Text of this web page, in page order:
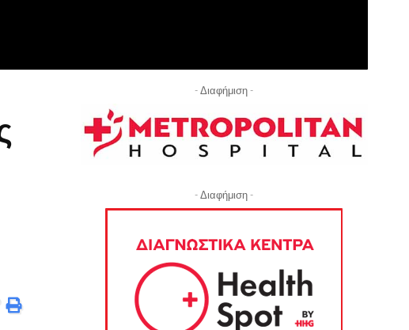
- Διαφήμιση -
- Διαφήμιση -